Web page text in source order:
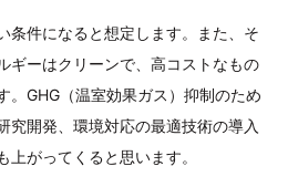
条件になると想定します。また、そ
ギーはクリーンで、高コストなもの
。GHG（温室効果ガス）抑制のため
究開発、環境対応の最適技術の導入
がってくると思います。